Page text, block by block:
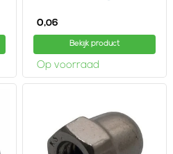
0,06
Bekijk product
Op voorraad